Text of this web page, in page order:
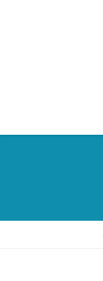
ス
ン